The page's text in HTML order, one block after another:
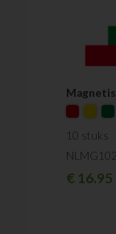
10 stuks
€16.95